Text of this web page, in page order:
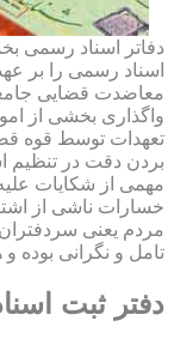
دفاتر اسناد رسمی
اسناد رسمی را بر
معاضدت قضایی
واگذاری بخشی از
تعهدات توسط قوه
بردن دقت در تنظیم
مهمی از شکایات
خسارات ناشی از
مردم یعنی
تامل و نگرانی بوده
دفتر ثبت